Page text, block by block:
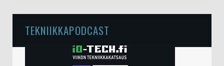
TEKNIIKKAPODCAST